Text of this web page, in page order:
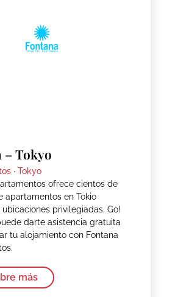
– Tokyo
· Tokyo
ofrece cientos de
apartamentos en Tokio
privilegiadas. Go!
darte asistencia gratuita
tu alojamiento con Fontana
más